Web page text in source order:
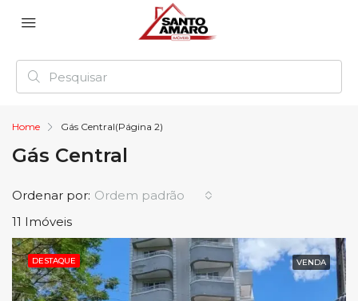
Home Gás Central(Página 2)
Gás Central
11 Imóveis
Ordenar por: Ordem padrão
DESTAQUE VENDA